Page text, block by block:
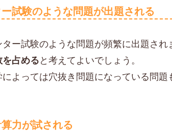
試験のような問題が出題される
ー試験のような問題が頻繁に出題され
を占める と考えてよいでしょう。
よっては穴抜き問題になっている問題
力が試される